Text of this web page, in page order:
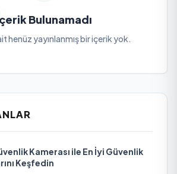
Bulunamadı
henüz yayınlanmış bir içerik yok.
Kamerası ile En İyi Güvenlik
Keşfedin